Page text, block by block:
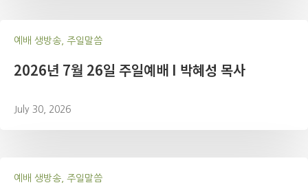
예배 생방송, 주일말씀
2026년 7월 26일 주일예배 I 박혜성 목사
July 30, 2026
예배 생방송, 주일말씀